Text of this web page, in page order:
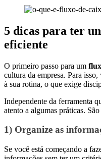
5 dicas para ter
eficiente
O primeiro passo para um
cultura da empresa. Para
à sua rotina, o que exige
Independente da ferramenta
atento a algumas práticas. São
1) Organize as
Se você está começando a